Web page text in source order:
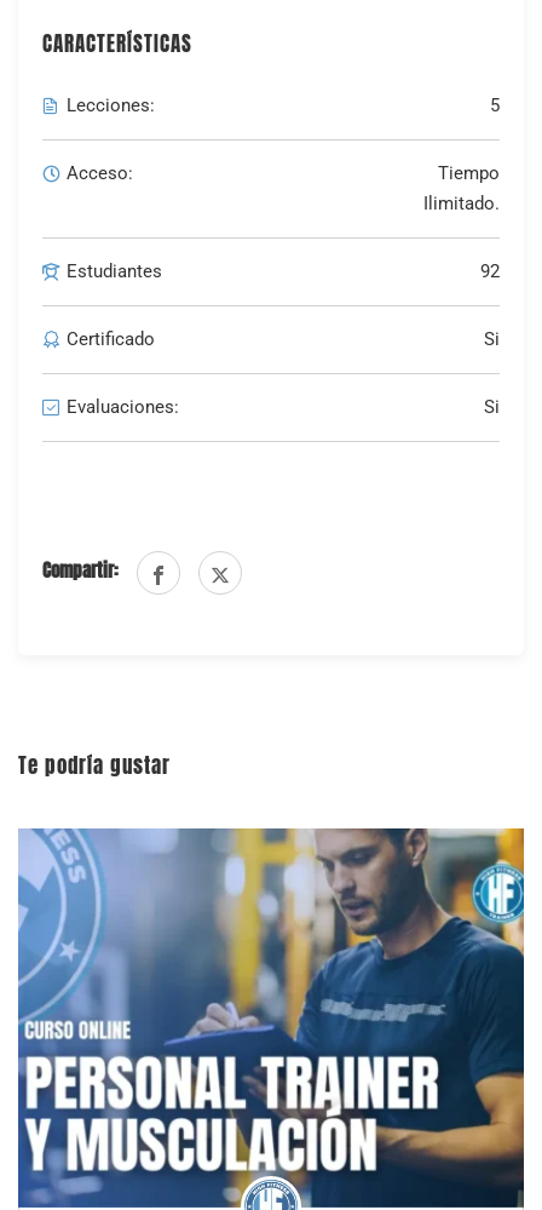
CARACTERÍSTICAS
Lecciones: 5
Acceso:
Tiempo
Ilimitado.
Estudiantes 92
Certificado Si
Evaluaciones: Si
Compartir:
Te podría gustar